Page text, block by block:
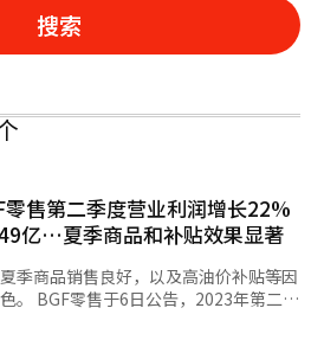
搜索
零售第二季度营业利润增长22%
亿…夏季商品和补贴效果显著
季商品销售良好，以及高油价补贴等因
二季
，同比增加22.3%。销售额为2兆4268